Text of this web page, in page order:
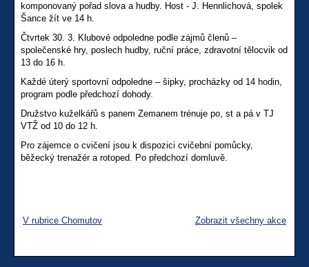
komponovaný pořad slova a hudby. Host - J. Hennlichová, spolek
Šance žít ve 14 h.
Čtvrtek 30. 3. Klubové odpoledne podle zájmů členů –
společenské hry, poslech hudby, ruční práce, zdravotní tělocvik od
13 do 16 h.
Každé úterý sportovní odpoledne – šipky, procházky od 14 hodin,
program podle předchozí dohody.
Družstvo kuželkářů s panem Zemanem trénuje po, st a pá v TJ
VTŽ od 10 do 12 h.
Pro zájemce o cvičení jsou k dispozici cvičební pomůcky,
běžecký trenažér a rotoped. Po předchozí domluvě.
V rubrice Chomutov Zobrazit všechny akce